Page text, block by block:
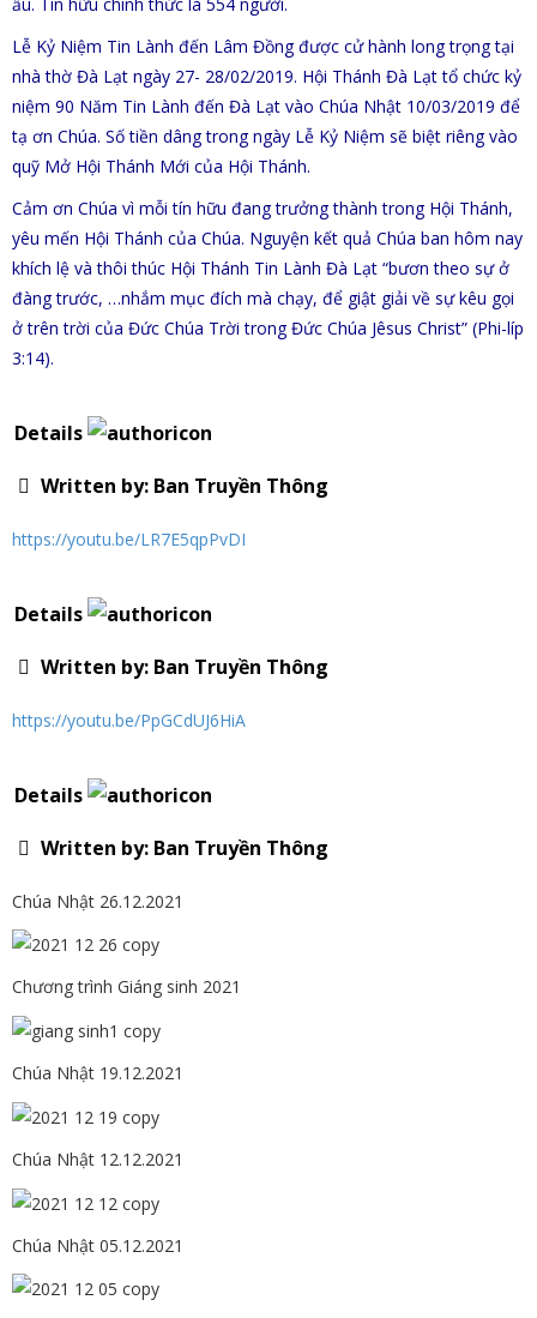
Lễ Kỷ Niệm Tin Lành đến Lâm Đồng được cử hành long trọng tại
nhà thờ Đà Lạt ngày 27- 28/02/2019. Hội Thánh Đà Lạt tổ chức kỷ
niệm 90 Năm Tin Lành đến Đà Lạt vào Chúa Nhật 10/03/2019 để
tạ ơn Chúa. Số tiền dâng trong ngày Lễ Kỷ Niệm sẽ biệt riêng vào
quỹ Mở Hội Thánh Mới của Hội Thánh.
Cảm ơn Chúa vì mỗi tín hữu đang trưởng thành trong Hội Thánh,
yêu mến Hội Thánh của Chúa. Nguyện kết quả Chúa ban hôm nay
khích lệ và thôi thúc Hội Thánh Tin Lành Đà Lạt “bươn theo sự ở
đàng trước, …nhắm mục đích mà chạy, để giật giải về sự kêu gọi
ở trên trời của Đức Chúa Trời trong Đức Chúa Jêsus Christ” (Phi-líp
3:14).
Details
Written by: Ban Truyền Thông
https://youtu.be/LR7E5qpPvDI
Details
Written by: Ban Truyền Thông
https://youtu.be/PpGCdUJ6HiA
Details
Written by: Ban Truyền Thông
Chúa Nhật 26.12.2021
Chương trình Giáng sinh 2021
Chúa Nhật 19.12.2021
Chúa Nhật 12.12.2021
Chúa Nhật 05.12.2021